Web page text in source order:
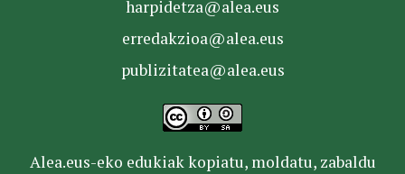
harpidetza@alea.eus
erredakzioa@alea.eus
publizitatea@alea.eus
Alea.eus-eko edukiak kopiatu, moldatu, zabaldu